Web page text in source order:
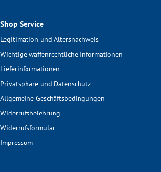
Shop Service
Legitimation und Altersnachweis
Wichtige waffenrechtliche Informationen
Lieferinformationen
Privatsphäre und Datenschutz
Allgemeine Geschäftsbedingungen
Widerrufsbelehrung
Widerrufsformular
Impressum